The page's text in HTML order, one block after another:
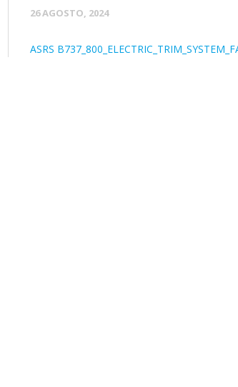
26 AGOSTO, 2024
ASRS